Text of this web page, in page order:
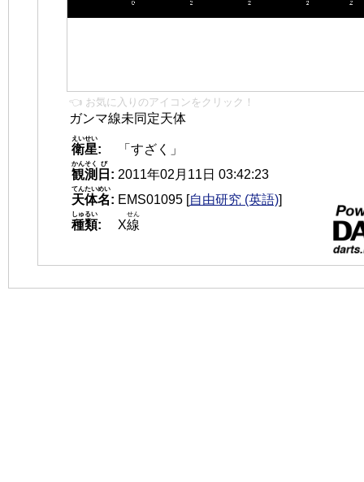
👈 お気に入りのアイコンをクリック！
ガンマ線未同定天体
衛星
えいせい
:
「すざく」
観測
かんそく
日
び
: 2011年02月11日 03:42:23
天体名
てんたいめい
: EMS01095 [自由研究 (英語)]
種類
しゅるい
: X線
せん